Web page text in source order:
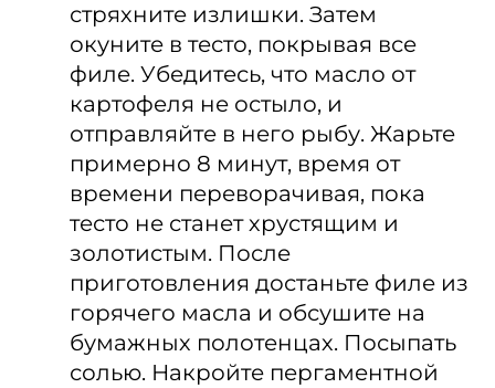
стряхните излишки. Затем
окуните в тесто, покрывая все
филе. Убедитесь, что масло от
картофеля не остыло, и
отправляйте в него рыбу. Жарьте
примерно 8 минут, время от
времени переворачивая, пока
тесто не станет хрустящим и
золотистым. После
приготовления достаньте филе из
горячего масла и обсушите на
бумажных полотенцах. Посыпать
солью. Накройте пергаментной